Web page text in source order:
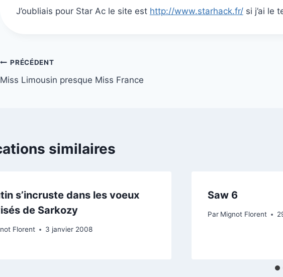
J’oubliais pour Star Ac le site est http://www.starhack.fr/si j’ai le
Navigation
de
PRÉCÉDENT
Miss Limousin presque Miss France
similaires
s’incruste dans les voeux
de Sarkozy
Florent 3 janvier 2008
Saw 6
Par Mignot Florent